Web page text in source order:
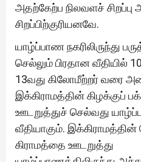
அதற்கேற்ப நிலவளச் சிறப்பு
சிறப்பிற்குரியனவே.
யாழ்ப்பாண நகரிலிருந்து
செல்லும் பிரதான வீதியில்
13வது கிலோமீற்றர் வரை
இக்கிராமத்தின் கிழக்குப்
ஊடறுத்துச் செல்வது
வீதியாகும். இக்கிராமத்தின்
கிராமத்தை ஊடறுத்து